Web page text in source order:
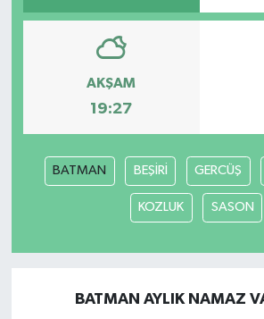
AKŞAM
19:27
BATMAN BEŞİRİ GERCÜŞ
KOZLUK SASON
BATMAN AYLIK NAMAZ